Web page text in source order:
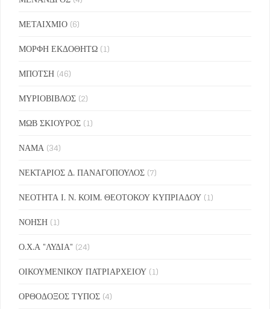
ΜΕΤΑΙΧΜΙΟ (6)
ΜΟΡΦΗ ΕΚΔΟΘΗΤΩ (1)
ΜΠΟΤΣΗ (46)
ΜΥΡΙΟΒΙΒΛΟΣ (2)
ΜΩΒ ΣΚΙΟΥΡΟΣ (1)
ΝΑΜΑ (34)
ΝΕΚΤΑΡΙΟΣ Δ. ΠΑΝΑΓΟΠΟΥΛΟΣ (7)
ΝΕΟΤΗΤΑ Ι. Ν. ΚΟΙΜ. ΘΕΟΤΟΚΟΥ ΚΥΠΡΙΑΔΟΥ (1)
ΝΟΗΣΗ (1)
Ο.Χ.Α "ΛΥΔΙΑ" (24)
ΟΙΚΟΥΜΕΝΙΚΟΥ ΠΑΤΡΙΑΡΧΕΙΟΥ (1)
ΟΡΘΟΔΟΞΟΣ ΤΥΠΟΣ (4)